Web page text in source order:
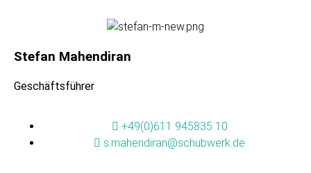
Stefan Mahendiran
Geschäftsführer
+49(0)611 945835 10
s.mahendiran@schubwerk.de